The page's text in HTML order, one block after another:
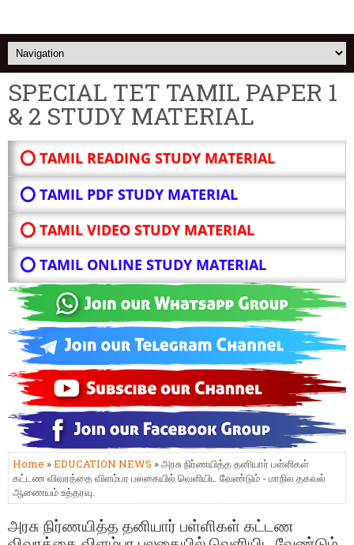
SPECIAL TET TAMIL PAPER 1
& 2 STUDY MATERIAL
⭕ TAMIL READING STUDY MATERIAL
⭕ TAMIL PDF STUDY MATERIAL
⭕ TAMIL VIDEO STUDY MATERIAL
⭕ TAMIL ONLINE STUDY MATERIAL
Home »EDUCATION NEWS » அரசு நிர்ணயித்த தனியார் பள்ளிகள்
கட்டண விவரத்தை விளம்பர பலகையில் வெளியிட வேண்டும் - மாநில தகவல்
ஆணையம் உத்தரவு.
அரசு நிர்ணயித்த தனியார் பள்ளிகள் கட்டண